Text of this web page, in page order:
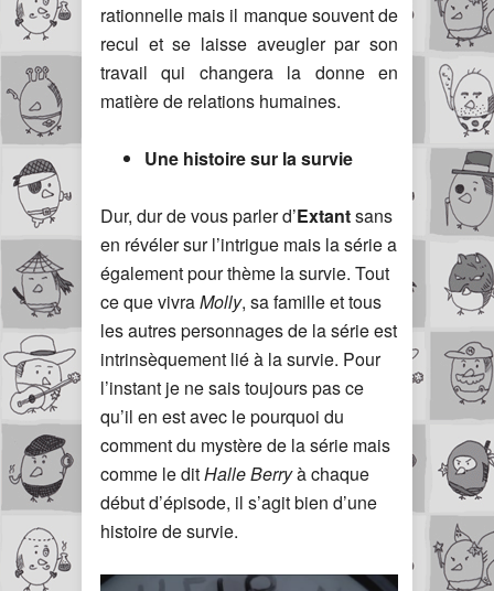
rationnelle mais il manque souvent de
recul et se laisse aveugler par son
travail qui changera la donne en
matière de relations humaines.
Une histoire sur la survie
Dur, dur de vous parler d’Extantsans
en révéler sur l’intrigue mais la série a
également pour thème la survie. Tout
ce que vivraMolly, sa famille et tous
les autres personnages de la série est
intrinsèquement lié à la survie. Pour
l’instant je ne sais toujours pas ce
qu’il en est avec le pourquoi du
comment du mystère de la série mais
comme le ditHalle Berryà chaque
début d’épisode, il s’agit bien d’une
histoire de survie.